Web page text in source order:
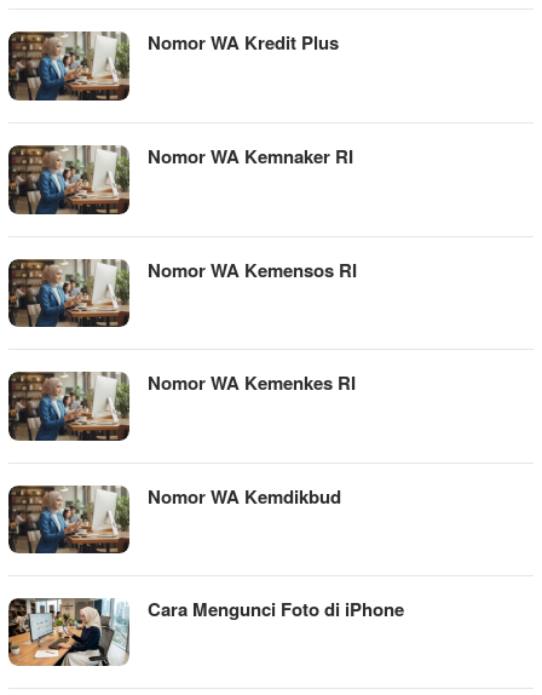
Nomor WA Kredit Plus
Nomor WA Kemnaker RI
Nomor WA Kemensos RI
Nomor WA Kemenkes RI
Nomor WA Kemdikbud
Cara Mengunci Foto di iPhone